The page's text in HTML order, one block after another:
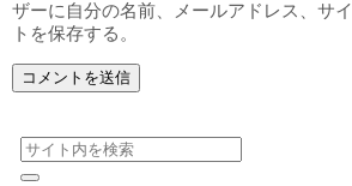
ザーに自分の名前、メールアドレス、サイ
トを保存する。